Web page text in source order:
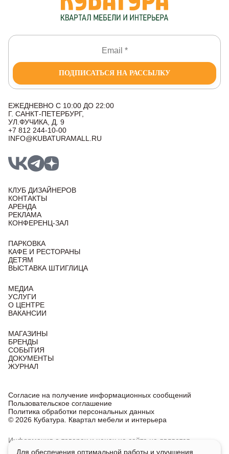
ПОДПИСАТЬСЯ НА РАССЫЛКУ
ЕЖЕДНЕВНО С 10:00 ДО 22:00
Г. САНКТ-ПЕТЕРБУРГ,
УЛ.ФУЧИКА, Д. 9
+7 812 244-10-00
INFO@KUBATURAMALL.RU
КЛУБ ДИЗАЙНЕРОВ
КОНТАКТЫ
АРЕНДА
РЕКЛАМА
КОНФЕРЕНЦ-ЗАЛ
ПАРКОВКА
КАФЕ И РЕСТОРАНЫ
ДЕТЯМ
ВЫСТАВКА ШТИГЛИЦА
МЕДИА
УСЛУГИ
О ЦЕНТРЕ
ВАКАНСИИ
МАГАЗИНЫ
БРЕНДЫ
СОБЫТИЯ
ДОКУМЕНТЫ
ЖУРНАЛ
© 2026 Кубатура. Квартал мебели и интерьера
Согласие на получение информационных сообщений
Пользовательское соглашение
Политика обработки персональных данных
Информация о товарах и ценах на сайте не является
публичной офертой, носит исключительно информационный
Для обеспечения оптимальной работы и улучшения